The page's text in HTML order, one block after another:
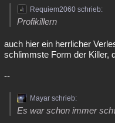
Requiem2060 schrieb:
Profikillern
auch hier ein herrlicher
schlimmste Form der Killer,
--
Mayar schrieb:
Es war schon immer